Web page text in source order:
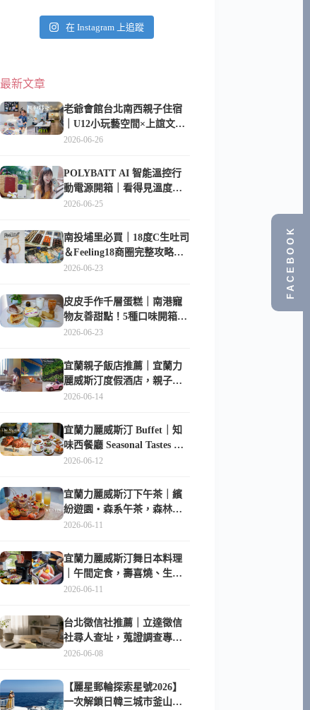
在 Instagram 上追蹤
最新文章
老爺會館台北南西親子住宿
｜U12小玩藝空間×上誼文
化，暑假帶孩子這樣玩
2026-06-26
POLYBATT AI 智能溫控行
動電源開箱｜看得見溫度與
電量，外出更安心的
2026-06-25
南投埔里必買｜18度C生吐司
＆Feeling18商圈完整攻略，
在地人帶路這樣逛
2026-06-23
皮皮手作千層蛋糕｜南港寵
物友善甜點！5種口味開箱，
比Lady M便宜一半的台北隱
2026-06-23
宜蘭親子飯店推薦｜宜蘭力
麗威斯汀度假酒店，親子
房、Buffet、泳池、兒童俱樂
2026-06-14
宜蘭力麗威斯汀 Buffet｜知
味西餐廳 Seasonal Tastes 晚
餐早餐吃什麼？
2026-06-12
宜蘭力麗威斯汀下午茶｜繽
紛遊園・森系午茶，森林系
甜點超好拍
2026-06-11
宜蘭力麗威斯汀舞日本料理
｜午間定食，壽喜燒、生魚
片與日式包廂空間
2026-06-11
台北徵信社推薦｜立達徵信
社尋人查址，蒐證調查專家
陪你找回失聯的家人
2026-06-08
【麗星郵輪探索星號2026】
一次解鎖日韓三城市釜山、
FACEBOOK